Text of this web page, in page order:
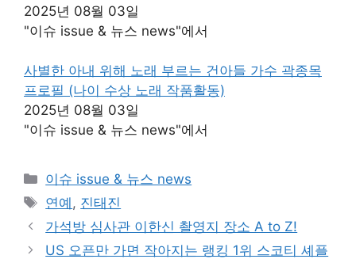
2025년 08월 03일
"이슈 issue & 뉴스 news"에서
사별한 아내 위해 노래 부르는 건아들 가수 곽종목
프로필 (나이 수상 노래 작품활동)
2025년 08월 03일
"이슈 issue & 뉴스 news"에서
카
테
리
이슈 issue & 뉴스 news
태
그
연예 , 진태진
가석방 심사관 이한신 촬영지 장소 A to Z!
US 오픈만 가면 작아지는 랭킹 1위 스코티 셰플